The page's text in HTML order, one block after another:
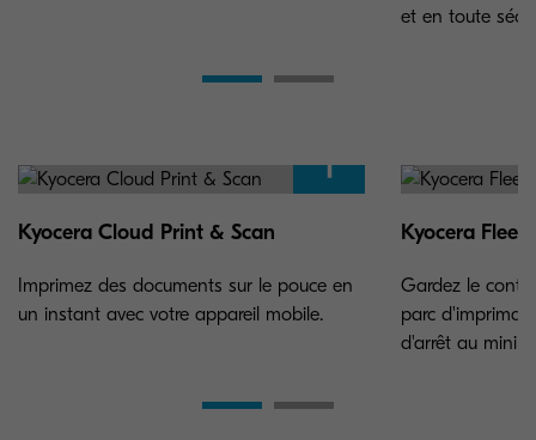
et en toute
Kyocera Cloud Print & Scan
Imprimez des documents sur le pouce en
un instant avec votre appareil mobile.
Kyocera Fleet
Gardez le
parc
d'arrêt au